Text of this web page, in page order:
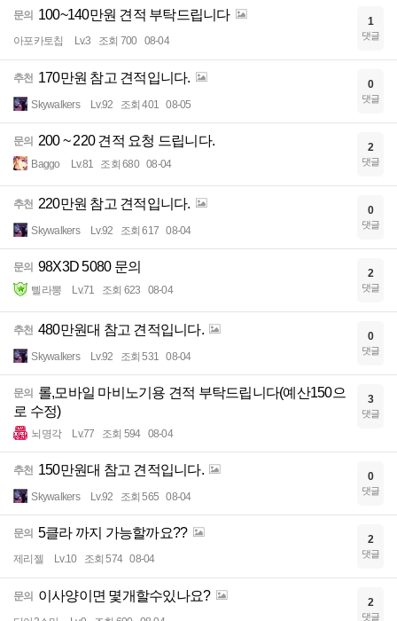
문의 100~140만원 견적 부탁드립니다
아포카토칩 Lv.3 조회 700 08-04
1
댓글
추천 170만원 참고 견적입니다.
Skywalkers Lv.92 조회 401 08-05
0
댓글
문의 200 ~ 220 견적 요청 드립니다.
Baggo Lv.81 조회 680 08-04
2
댓글
추천 220만원 참고 견적입니다.
Skywalkers Lv.92 조회 617 08-04
0
댓글
문의 98X3D 5080 문의
삘라뽕 Lv.71 조회 623 08-04
2
댓글
추천 480만원대 참고 견적입니다.
Skywalkers Lv.92 조회 531 08-04
0
댓글
문의
롤,모바일 마비노기용 견적 부탁드립니다(예산150으
로 수정)
뇌명각 Lv.77 조회 594 08-04
3
댓글
추천 150만원대 참고 견적입니다.
Skywalkers Lv.92 조회 565 08-04
0
댓글
문의 5클라 까지 가능할까요??
제리젤 Lv.10 조회 574 08-04
2
댓글
문의 이사양이면 몇개할수있나요? 2
댓글